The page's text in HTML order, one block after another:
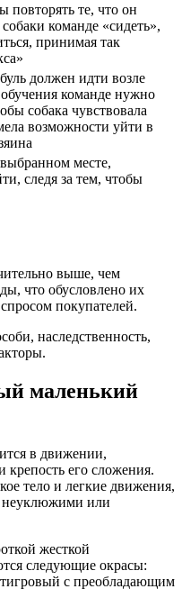
повторять те, что он
команде «сидеть»,
принимая так
должен идти возле
команде нужно
собака чувствовала
возможности уйти в
месте,
следя за тем, чтобы
выше, чем
что обусловлено их
покупателей.
наследственность,
маленький
в движении,
крепость его сложения.
тело и легкие движения,
неуклюжими или
жесткой
следующие окрасы:
с преобладающим